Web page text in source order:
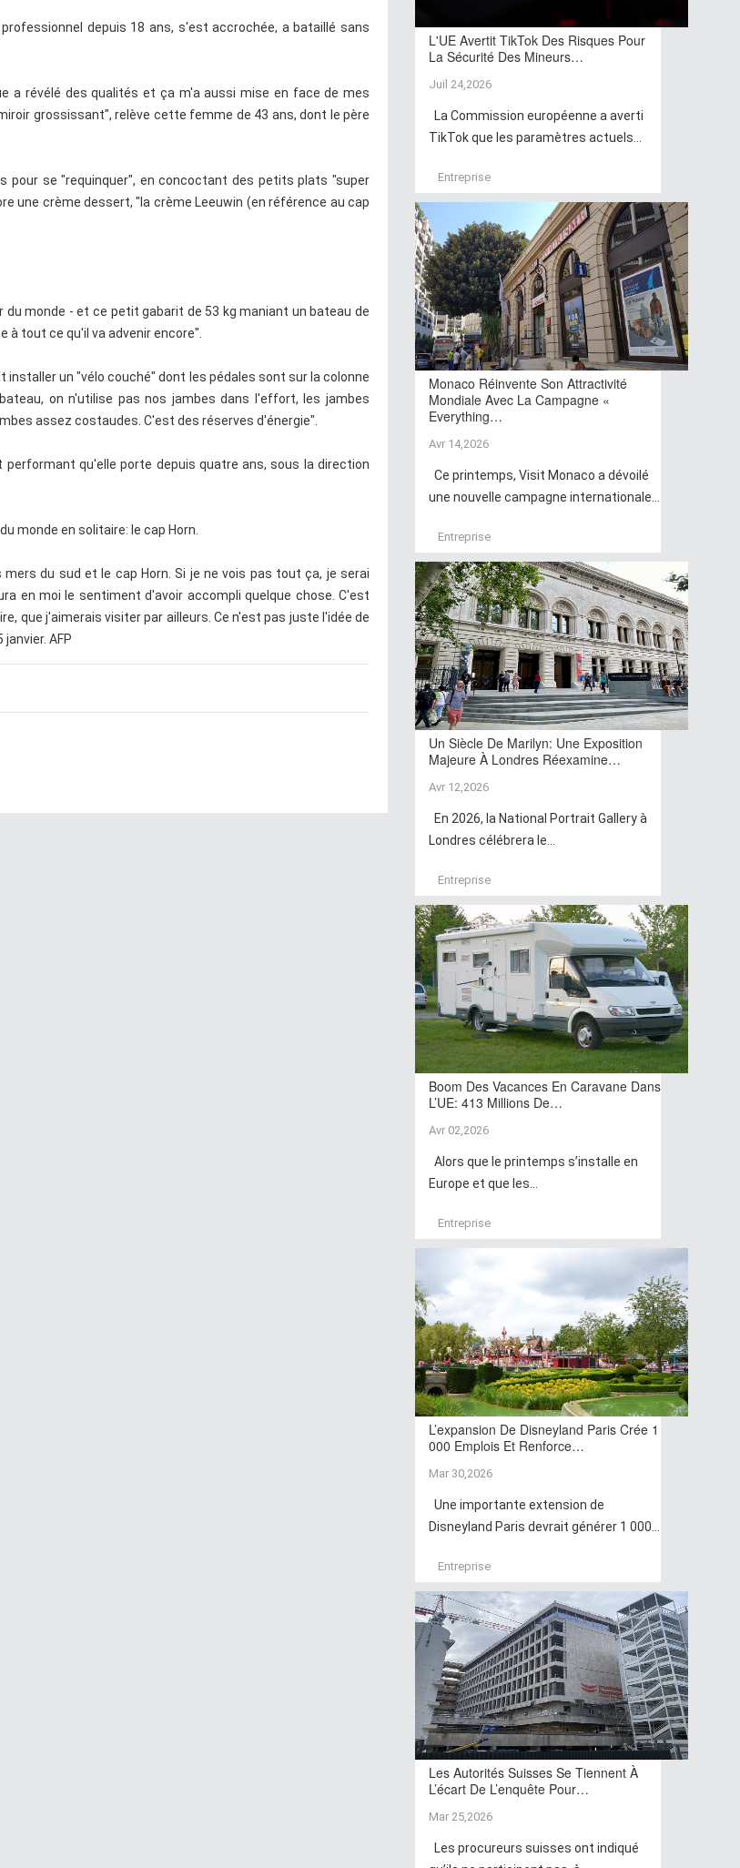
depuis 18 ans, s'est accrochée, a bataillé sans
a révélé des qualités et ça m'a aussi mise en face de mes
grossissant", relève cette femme de 43 ans, dont le père
pour se "requinquer", en concoctant des petits plats "super
une crème dessert, "la crème Leeuwin (en référence au cap
monde - et ce petit gabarit de 53 kg maniant un bateau de
tout ce qu'il va advenir encore".
installer un "vélo couché" dont les pédales sont sur la colonne
on n'utilise pas nos jambes dans l'effort, les jambes
assez costaudes. C'est des réserves d'énergie".
qu'elle porte depuis quatre ans, sous la direction
monde en solitaire: le cap Horn.
du sud et le cap Horn. Si je ne vois pas tout ça, je serai
en moi le sentiment d'avoir accompli quelque chose. C'est
que j'aimerais visiter par ailleurs. Ce n'est pas juste l'idée de
AFP
L'UE Avertit TikTok Des Risques Pour
La Sécurité Des Mineurs…
Juil 24,2026
La Commission européenne a averti
TikTok que les paramètres actuels...
Entreprise
Monaco Réinvente Son Attractivité
Mondiale Avec La Campagne «
Everything…
Avr 14,2026
Ce printemps, Visit Monaco a dévoilé
une nouvelle campagne internationale...
Entreprise
Un Siècle De Marilyn: Une Exposition
Majeure À Londres Réexamine…
Avr 12,2026
En 2026, la National Portrait Gallery à
Londres célébrera le...
Entreprise
Boom Des Vacances En Caravane Dans
L’UE: 413 Millions De…
Avr 02,2026
Alors que le printemps s’installe en
Europe et que les...
Entreprise
L’expansion De Disneyland Paris Crée 1
000 Emplois Et Renforce…
Mar 30,2026
Une importante extension de
Disneyland Paris devrait générer 1 000...
Entreprise
Les Autorités Suisses Se Tiennent À
L’écart De L’enquête Pour…
Mar 25,2026
Les procureurs suisses ont indiqué